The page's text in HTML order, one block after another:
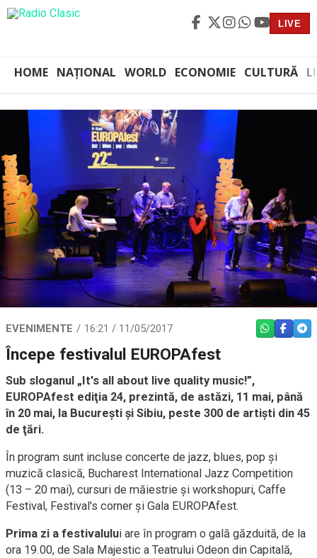
LIVE
HOME NAȚIONAL WORLD ECONOMIE CULTURĂ
EVENIMENTE 16:21 / 11/05/2017 WHATSAPP
Începe festivalul EUROPAfest
Sub sloganul „It's all about live quality music!”,
EUROPAfest ediţia 24, prezintă, de astăzi, 11 mai, până
în 20 mai, la Bucureşti şi Sibiu, peste 300 de artişti din 45
de ţări.
În program sunt incluse concerte de jazz, blues, pop şi
muzică clasică, Bucharest International Jazz Competition
(13 – 20 mai), cursuri de măiestrie şi workshopuri, Caffe
Festival, Festival's corner şi Gala EUROPAfest.
Prima zi a festivalului are în program o gală găzduită, de la
ora 19.00, de Sala Majestic a Teatrului Odeon din Capitală,